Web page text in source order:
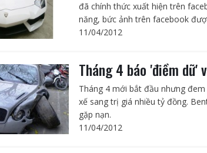
đã chính thức xuất hiện trên
năng, bức ảnh trên facebook
11/04/2012
Tháng 4 báo 'điềm dữ'
Tháng 4 mới bắt đầu nhưng đem
xế sang trị giá nhiều tỷ đồng.
gặp nạn.
11/04/2012